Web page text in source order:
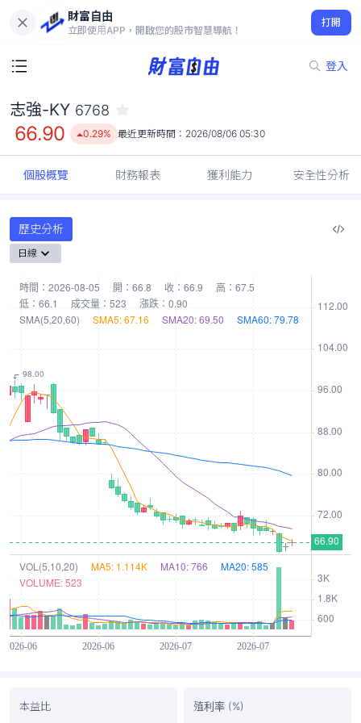
財富自由
立即使用APP，開啟您的股市智慧導航！
打開
登入
66.90
0.29%
志強-KY 6768
66.90 0.29% 最近更新時間： 2026/08/06 05:30
個股概覽 財務報表 獲利能力 安全性分析
歷史分析
日線
本益比 殖利率 (%)